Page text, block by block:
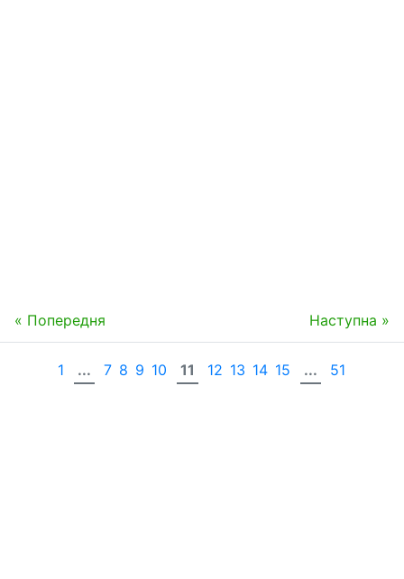
« Попередня Наступна »
1 ... 7 8 9 10 11 12 13 14 15 ... 51